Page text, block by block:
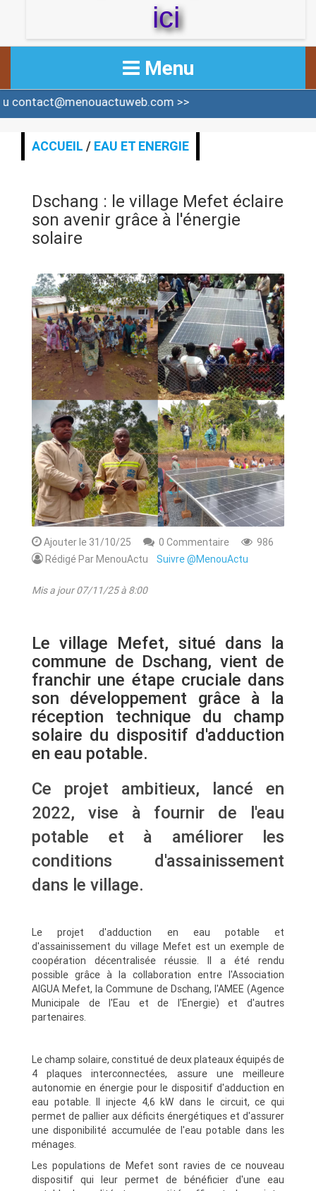
ici
Menu
ACCUEIL
ACTUALITE
ANNONCE
ART & CULTURE & TRADITION
ASSAINISSEMENT
BREAKING-NEWS
CAMEROUN
PLUS
>>
ACCUEIL / EAU ET ENERGIE
Dschang : le village Mefet éclaire
son avenir grâce à l'énergie
solaire
Ajouter le 31/10/25 0 Commentaire
986
Rédigé Par MenouActu Suivre @MenouActu
Mis a jour 07/11/25 à 8:00
Le village Mefet, situé dans la
commune de Dschang, vient de
franchir une étape cruciale dans
son développement grâce à la
réception technique du champ
solaire du dispositif d'adduction
en eau potable.
Ce projet ambitieux, lancé en
2022, vise à fournir de l'eau
potable et à améliorer les
conditions d'assainissement
dans le village.
Le projet d'adduction en eau potable et
d'assainissement du village Mefet est un exemple de
coopération décentralisée réussie. Il a été rendu
possible grâce à la collaboration entre l'Association
AIGUA Mefet, la Commune de Dschang, l'AMEE (Agence
Municipale de l'Eau et de l'Energie) et d'autres
partenaires.
Le champ solaire, constitué de deux plateaux équipés de
4 plaques interconnectées, assure une meilleure
autonomie en énergie pour le dispositif d'adduction en
eau potable. Il injecte 4,6 kW dans le circuit, ce qui
permet de pallier aux déficits énergétiques et d'assurer
une disponibilité accumulée de l'eau potable dans les
ménages.
Les populations de Mefet sont ravies de ce nouveau
dispositif qui leur permet de bénéficier d'une eau